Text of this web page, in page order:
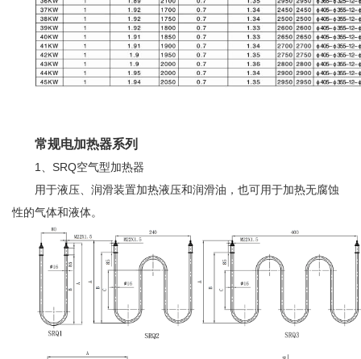
常规电加热器系列
1、SRQ空气型加热器
用于液压、润滑装置加热液压和润滑油，也可用于加热无腐蚀
性的气体和液体。